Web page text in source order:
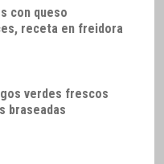
con queso
receta en freidora
verdes frescos
braseadas